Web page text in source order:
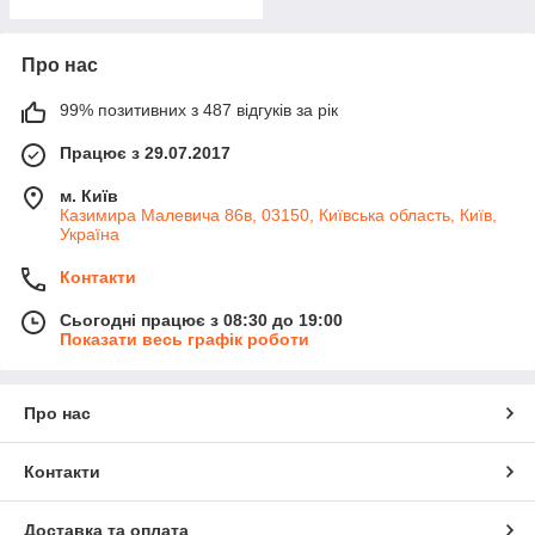
Про нас
99% позитивних з 487 відгуків за рік
Працює з 29.07.2017
м. Київ
Казимира Малевича 86в, 03150, Київська область, Київ,
Україна
Контакти
Сьогодні працює з 08:30 до 19:00
Показати весь графік роботи
Про нас
Контакти
Доставка та оплата